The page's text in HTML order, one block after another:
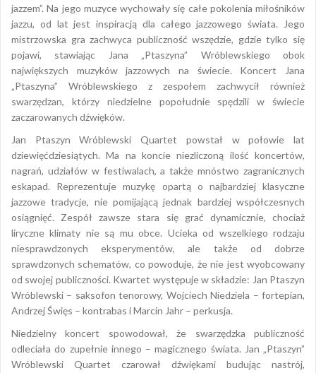
jazzem”. Na jego muzyce wychowały się całe pokolenia miłośników
jazzu, od lat jest inspiracją dla całego jazzowego świata. Jego
mistrzowska gra zachwyca publiczność wszędzie, gdzie tylko się
pojawi, stawiając Jana „Ptaszyna” Wróblewskiego obok
największych muzyków jazzowych na świecie. Koncert Jana
„Ptaszyna” Wróblewskiego z zespołem zachwycił również
swarzędzan, którzy niedzielne popołudnie spędzili w świecie
zaczarowanych dźwięków.
Jan Ptaszyn Wróblewski Quartet powstał w połowie lat
dziewięćdziesiątych. Ma na koncie niezliczoną ilość koncertów,
nagrań, udziałów w festiwalach, a także mnóstwo zagranicznych
eskapad. Reprezentuje muzykę opartą o najbardziej klasyczne
jazzowe tradycje, nie pomijającą jednak bardziej współczesnych
osiągnięć. Zespół zawsze stara się grać dynamicznie, chociaż
liryczne klimaty nie są mu obce. Ucieka od wszelkiego rodzaju
niesprawdzonych eksperymentów, ale także od dobrze
sprawdzonych schematów, co powoduje, że nie jest wyobcowany
od swojej publiczności. Kwartet występuje w składzie: Jan Ptaszyn
Wróblewski – saksofon tenorowy, Wojciech Niedziela – fortepian,
Andrzej Święs – kontrabas i Marcin Jahr – perkusja.
Niedzielny koncert spowodował, że swarzędzka publiczność
odleciała do zupełnie innego – magicznego świata. Jan „Ptaszyn”
Wróblewski Quartet czarował dźwiękami budując nastrój,